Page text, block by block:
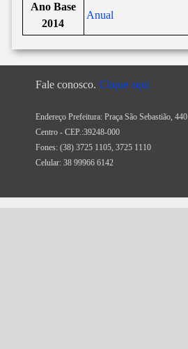
Ano Base
2014
Anual
Fale conosco. Clique aqui
Endereço Prefeitura: Praça São Sebastião, 440
Centro - CEP.:39248-000
Fones: (38) 3725 1105, 3725 1110
Celular: 38 99966 6142